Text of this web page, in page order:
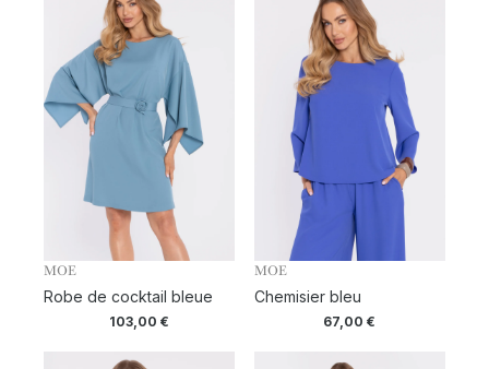
MOE
Robe de cocktail bleue
103,00€
MOE
Chemisier bleu
67,00€